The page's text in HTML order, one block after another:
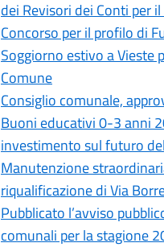
dei Revisori dei Conti per
Concorso per il profilo di
Soggiorno estivo a Vieste
Comune
Consiglio comunale,
Buoni educativi 0-3 anni
investimento sul futuro
Manutenzione
riqualificazione di Via
Pubblicato l’avviso
comunali per la stagione